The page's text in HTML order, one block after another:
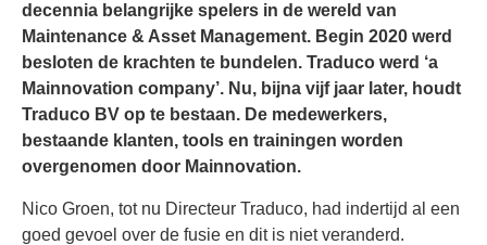
decennia belangrijke spelers in de wereld van
Maintenance & Asset Management. Begin 2020 werd
besloten de krachten te bundelen. Traduco werd ‘a
Mainnovation company’. Nu, bijna vijf jaar later, houdt
Traduco BV op te bestaan. De medewerkers,
bestaande klanten, tools en trainingen worden
overgenomen door Mainnovation.
Nico Groen, tot nu Directeur Traduco, had indertijd al een
goed gevoel over de fusie en dit is niet veranderd.